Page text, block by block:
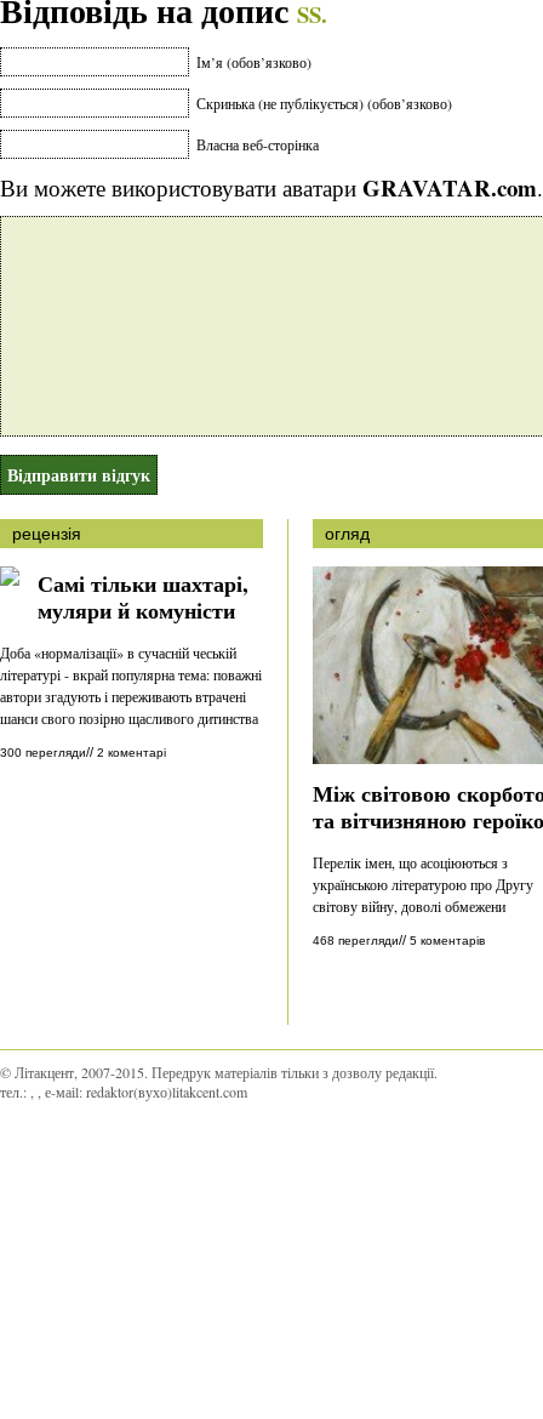
Відповідь на допис SS.
Ім’я (обов’язково)
Скринька (не публікується) (обов’язково)
Власна веб-сторінка
Ви можете використовувати аватари GRAVATAR.com.
рецензія
Самі тільки шахтарі,
муляри й комуністи
Доба «нормалізації» в сучасній чеській
літературі - вкрай популярна тема: поважні
автори згадують і переживають втрачені
шанси свого позірно щасливого дитинства
300 перегляди// 2 коментарі
огляд
Між світовою
та вітчизняною
Перелік імен, що асоціюються з
українською літературою про Другу
світову війну, доволі обмежени
468 перегляди// 5 коментарів
© Літакцент, 2007-2015. Передрук матеріалів тільки з дозволу редакції.
тел.:
, е-маіl:redaktor(вухо)litakcent.com